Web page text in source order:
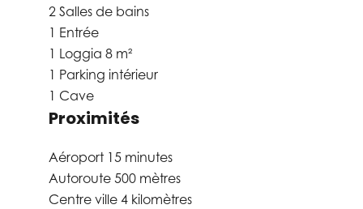
2 Salles de bains
1 Entrée
1 Loggia 8 m²
1 Parking intérieur
1 Cave
Proximités
Aéroport 15 minutes
Autoroute 500 mètres
Centre ville 4 kilomètres